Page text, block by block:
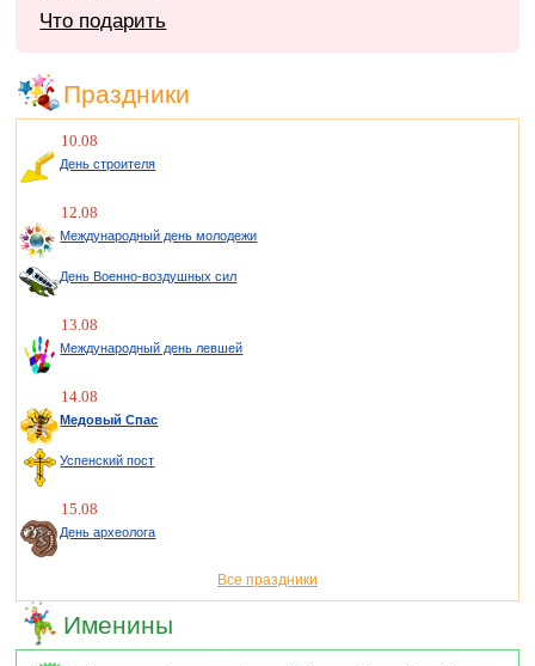
Что подарить
Праздники
10.08
День строителя
12.08
Международный день молодежи
День Военно-воздушных сил
13.08
Международный день левшей
14.08
Медовый Спас
Успенский пост
15.08
День археолога
Все праздники
Именины